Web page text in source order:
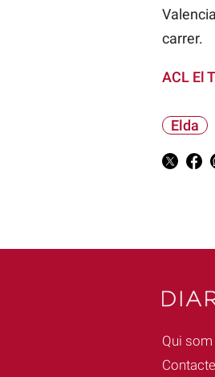
carrer.
ACL El
Elda
Qui som
Contacte